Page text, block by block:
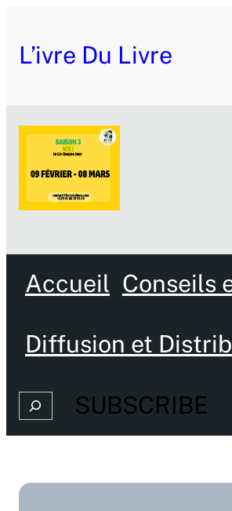
L’ivre Du Livre
Accueil Conseils
Diffusion et
SearchSUBSCRIBE